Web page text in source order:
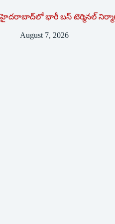
హైదరాబాద్‌లో భారీ బస్‌ ‌టెర్మినల్‌
August 7, 2026